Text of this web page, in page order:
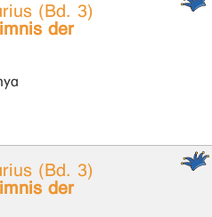
(Bd. 3)
der
(Bd. 3)
der